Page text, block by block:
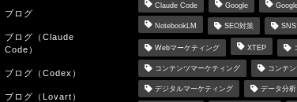
ブログ
ブログ（Claude
Code）
ブログ（Codex）
ブログ（Lovart）
Claude Code Google
NotebookLM SEO対策
Webマーケティング XTEP
コンテンツマーケティング コンテ
デジタルマーケティング データ分析